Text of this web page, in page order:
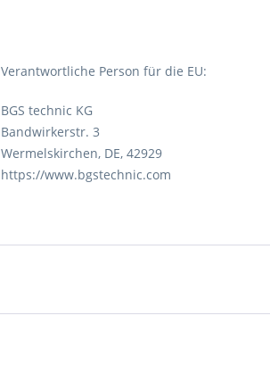
Verantwortliche Person für die EU:
BGS technic KG
Bandwirkerstr. 3
Wermelskirchen, DE, 42929
https://www.bgstechnic.com